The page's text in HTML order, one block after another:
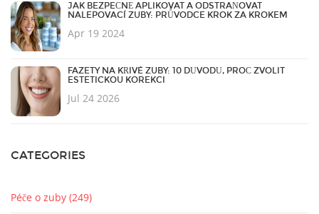
JAK BEZPEČNĚ APLIKOVAT A ODSTRAŇOVAT
NALEPOVACÍ ZUBY: PRŮVODCE KROK ZA KROKEM
Apr 19 2024
FAZETY NA KŘIVÉ ZUBY: 10 DŮVODŮ, PROČ ZVOLIT
ESTETICKOU KOREKCI
Jul 24 2026
CATEGORIES
Péče o zuby (249)